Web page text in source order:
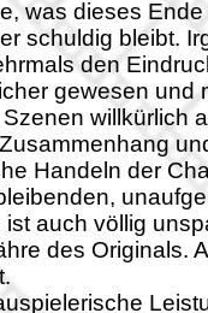
was dieses
schuldig bleibt.
den
gewesen und
willkürlich
Handeln der
ist auch völlig
des Originals.